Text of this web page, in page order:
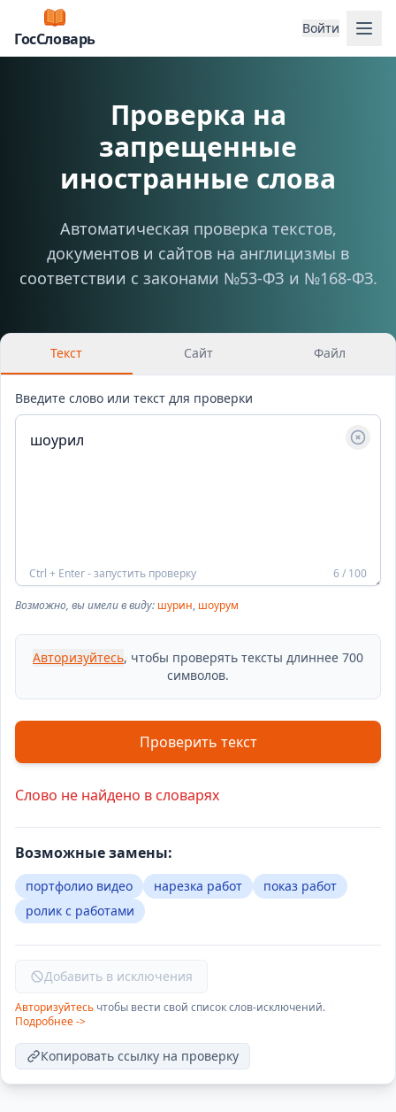
ГосСловарь
Войти
Проверка на
запрещенные
иностранные слова
Автоматическая проверка текстов,
документов и сайтов на англицизмы в
соответствии с законами №53-ФЗ и №168-ФЗ.
Текст Сайт Файл
Введите слово или текст для проверки
Ctrl + Enter - запустить проверку 6 / 100
Возможно, вы имели в виду: шурин, шоурум
Авторизуйтесь, чтобы проверять тексты длиннее 700
символов.
Проверить текст
Слово не найдено в словарях
Возможные замены:
портфолио видео нарезка работ
показ работ
ролик с работами
Добавить в исключения
Авторизуйтесь чтобы вести свой список слов-исключений.
Подробнее ->
Копировать ссылку на проверку